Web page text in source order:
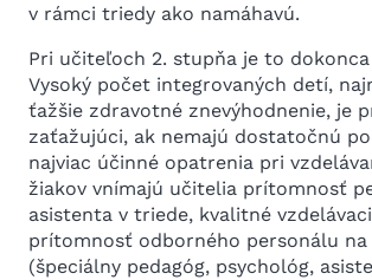
v rámci triedy ako namáhavú.
Pri učiteľoch 2. stupňa je to dokonca
Vysoký počet integrovaných detí,
ťažšie zdravotné znevýhodnenie, je
zaťažujúci, ak nemajú dostatočnú
najviac účinné opatrenia pri
žiakov vnímajú učitelia prítomnosť
asistenta v triede, kvalitné
prítomnosť odborného personálu na
(špeciálny pedagóg, psychológ,